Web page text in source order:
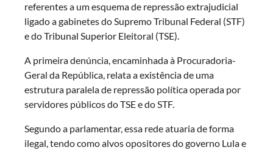
referentes a um esquema de repressão extrajudicial
ligado a gabinetes do Supremo Tribunal Federal (STF)
e do Tribunal Superior Eleitoral (TSE).
A primeira denúncia, encaminhada à Procuradoria-
Geral da República, relata a existência de uma
estrutura paralela de repressão política operada por
servidores públicos do TSE e do STF.
Segundo a parlamentar, essa rede atuaria de forma
ilegal, tendo como alvos opositores do governo Lula e